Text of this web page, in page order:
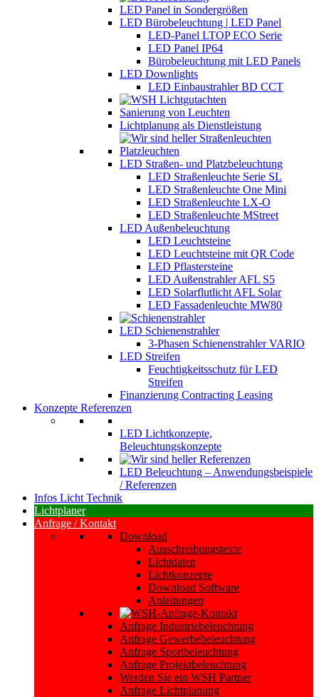
LED Panel in Sondergrößen
LED Bürobeleuchtung | LED Panel
LED-Panel LTOP ECO Serie
LED Panel IP64
Bürobeleuchtung mit LED Panels
LED Downlights
LED Einbaustrahler BD CCT
Sanierung von Leuchten
Lichtplanung als Dienstleistung
LED Straßen- und Platzbeleuchtung
LED Straßenleuchte Serie SL
LED Straßenleuchte One Mini
LED Straßenleuchte LX-O
LED Straßenleuchte MStreet
LED Außenbeleuchtung
LED Leuchtsteine
LED Leuchtsteine mit QR Code
LED Pflastersteine
LED Außenstrahler AFL S5
LED Solarflutlicht AFL Solar
LED Fassadenleuchte MW80
LED Schienenstrahler
3-Phasen Schienenstrahler VARIO
LED Streifen
Feuchtigkeitsschutz für LED
Streifen
Finanzierung Contracting Leasing
Konzepte Referenzen
LED Lichtkonzepte,
Beleuchtungskonzepte
LED Beleuchtung – Anwendungsbeispiele
/ Referenzen
Infos Licht Technik
Lichtplaner
Anfrage / Kontakt
Download
Ausschreibungstexte
Lichtdaten
Lichtkonzepte
Download Software
Anleitungen
Anfrage Industriebeleuchtung
Anfrage Gewerbebeleuchtung
Anfrage Sportbeleuchtung
Anfrage Projektbeleuchtung
Werden Sie ein WSH Partner
Anfrage Lichtplanung